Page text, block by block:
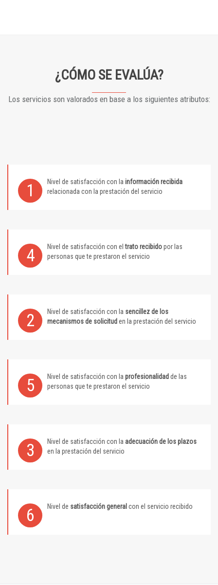
¿CÓMO SE EVALÚA?
Los servicios son valorados en base a los siguientes atributos:
1 Nivel de satisfacción con la información recibida
relacionada con la prestación del servicio
4 Nivel de satisfacción con eltrato recibidopor las
personas que te prestaron el servicio
2 Nivel de satisfacción con la sencillez de los
mecanismos de solicitud en la prestación del servicio
5 Nivel de satisfacción con la profesionalidad de las
personas que te prestaron el servicio
3 Nivel de satisfacción con la adecuación de los plazos
en la prestación del servicio
6 Nivel de satisfacción general con el servicio recibido